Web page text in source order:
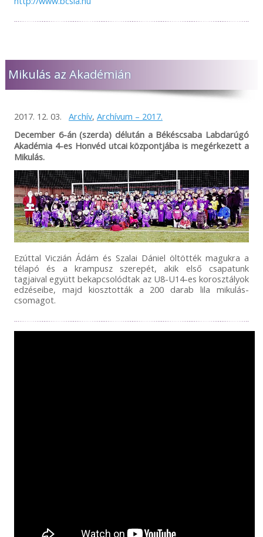
Mikulás az Akadémián
2017. 12. 03. Archív, Archívum – 2017.
December 6-án (szerda) délután a Békéscsaba Labdarúgó
Akadémia 4-es Honvéd utcai központjába is megérkezett a
Mikulás.
Ezúttal Viczián Ádám és Szalai Dániel öltötték magukra a
télapó és a krampusz szerepét, akik első csapatunk
tagjaival együtt bekapcsolódtak az U8-U14-es korosztályok
edzéseibe, majd kiosztották a 200 darab lila mikulás-
csomagot.